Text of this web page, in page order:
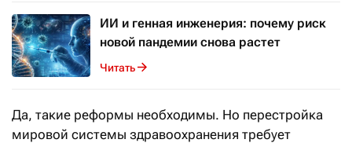
ИИ и генная инженерия: почему риск
новой пандемии снова растет
Читать
Да, такие реформы необходимы. Но перестройка
мировой системы здравоохранения требует